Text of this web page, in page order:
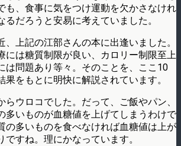
も、食事に気をつけ運動を欠かさなけれ
るだろうと安易に考えていました。
、上記の江部さんの本に出逢いました。
には糖質制限が良い、カロリー制限至上
は問題あり等々。そのことを、ここ10
果をもとに明快に解説されています。
らウロコでした。だって、ご飯やパン、
多いものが血糖値を上げてしまうわけで
の多いものを食べなければ血糖値は上が
ですね。理にかなっています。